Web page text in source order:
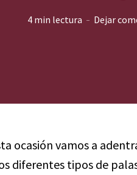
4 min lectura Dejar
ocasión vamos a
diferentes tipos de